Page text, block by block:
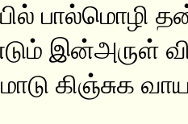
பால்மொழி
இன்அருள்
கிஞ்சுக